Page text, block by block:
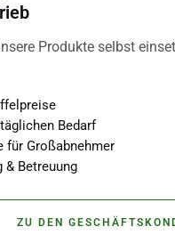
Produkte selbst
Bedarf
für Großabnehmer
& Betreuung
ZU DEN